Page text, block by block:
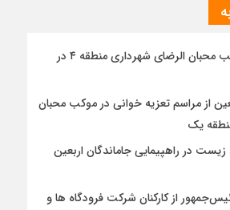
خدمات رسانی موکب محبان الرضای شهرداری منطقه ۴ در
از مراسم تعزیه خوانی در موکب محبان
یک
در راهپیمایی جاماندگان اربعین
از کارکنان شرکت فرودگاه ها و